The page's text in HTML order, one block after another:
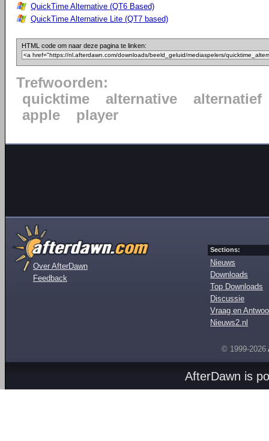
QuickTime Alternative (QT6 Based)
QuickTime Alternative Lite (QT7 based)
HTML code om naar deze pagina te linken:
Trefwoorden:
quicktime
alternative
alternatief
apple
player
Over AfterDawn
Feedback
Sections:
Nieuws
Downloads
Top Downloads
Discussie
Vraag en
Nieuws2.nl
© 1999-2026
AfterDawn is